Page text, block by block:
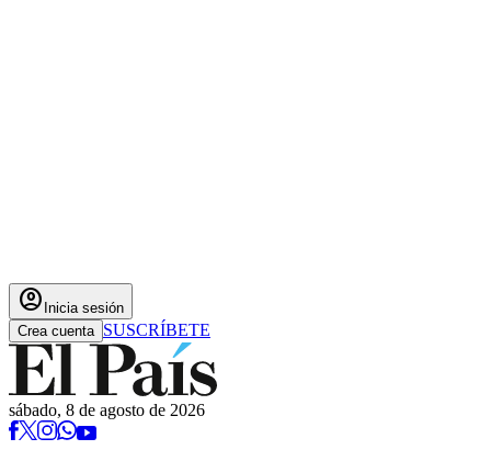
account_circle Inicia sesión
Crea cuenta SUSCRÍBETE
sábado, 8 de agosto de 2026